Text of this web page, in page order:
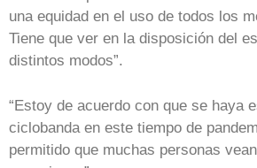
una equidad en el uso de todos los
Tiene que ver en la disposición del
distintos modos”.
“Estoy de acuerdo con que se haya
ciclobanda en este tiempo de
permitido que muchas personas